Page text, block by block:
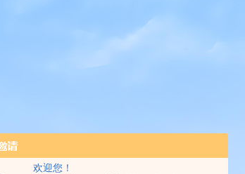
欢迎您！